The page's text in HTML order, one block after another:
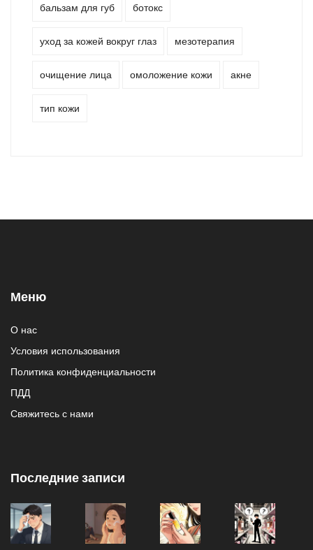
бальзам для губ ботокс
уход за кожей вокруг глаз мезотерапия
очищение лица омоложение кожи акне
тип кожи
Меню
О нас
Условия использования
Политика конфиденциальности
ПДД
Свяжитесь с нами
Последние записи